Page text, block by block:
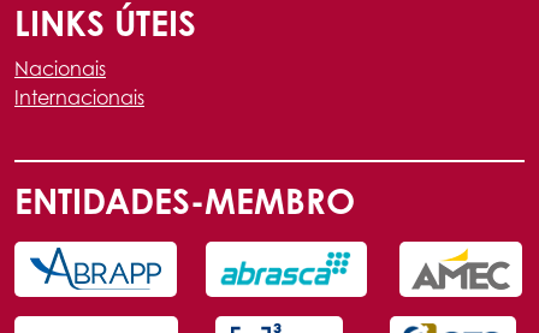
LINKS ÚTEIS
Nacionais
Internacionais
ENTIDADES-MEMBRO